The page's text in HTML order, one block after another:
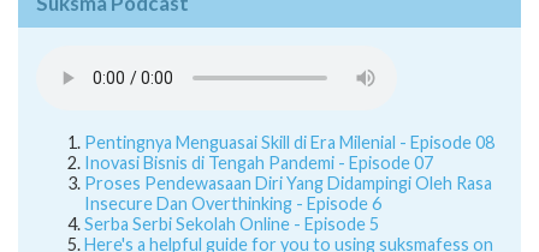
Pentingnya Menguasai Skill di Era Milenial - Episode 08
Inovasi Bisnis di Tengah Pandemi - Episode 07
Proses Pendewasaan Diri Yang Didampingi Oleh Rasa
Insecure Dan Overthinking - Episode 6
Serba Serbi Sekolah Online - Episode 5
Here's a helpful guide for you to using suksmafess on